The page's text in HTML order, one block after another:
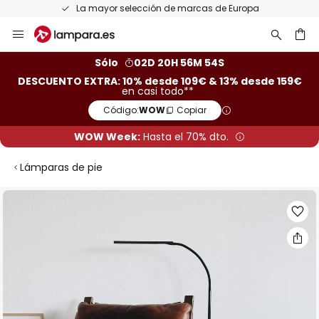
La mayor selección de marcas de Europa
al
Sólo
02D 20H 56M 54S
DESCUENTO EXTRA: 10% desde 109€ & 13% desde 159€
en casi todo**
Código:WOW Copiar
WOW Week: Hasta el 70% dto.
Lámparas de pie
Saltar